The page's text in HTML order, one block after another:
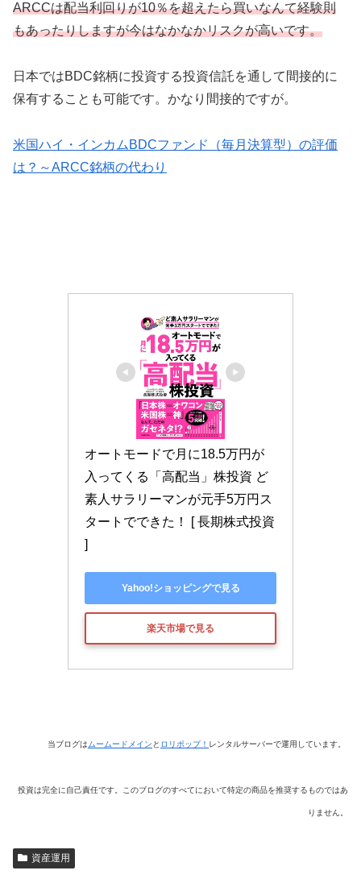
ARCCは配当利回りが10％を超えたら買いなんて経験則
もあったりしますが今はなかなかリスクが高いです。
日本ではBDC銘柄に投資する投資信託を通して間接的に
保有することも可能です。かなり間接的ですが。
米国ハイ・インカムBDCファンド（毎月決算型）の評価
は？～ARCC銘柄の代わり
オートモードで月に18.5万円が
入ってくる「高配当」株投資 ど
素人サラリーマンが元手5万円ス
タートでできた！ [ 長期株式投資
]
Yahoo!ショッピングで見る
楽天市場で見る
当ブログは ムームードメイン と ロリポップ！ レンタルサーバーで運用しています。
投資は完全に自己責任です。このブログのすべてにおいて特定の商品を推奨するものではあ
りません。
資産運用